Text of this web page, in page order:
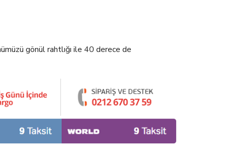
gönül rahtlığı ile 40 derece de